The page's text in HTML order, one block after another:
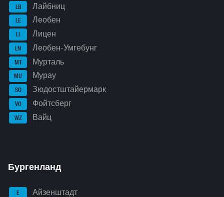
LB Лайбниц
LE Леобен
LI Лицен
LN Леобен-Умгебунг
MT Мурталь
MU Мурау
SO Зюдостштайермарк
VO Фойтсберг
WZ Вайц
Бургенланд
E Айзенштадт